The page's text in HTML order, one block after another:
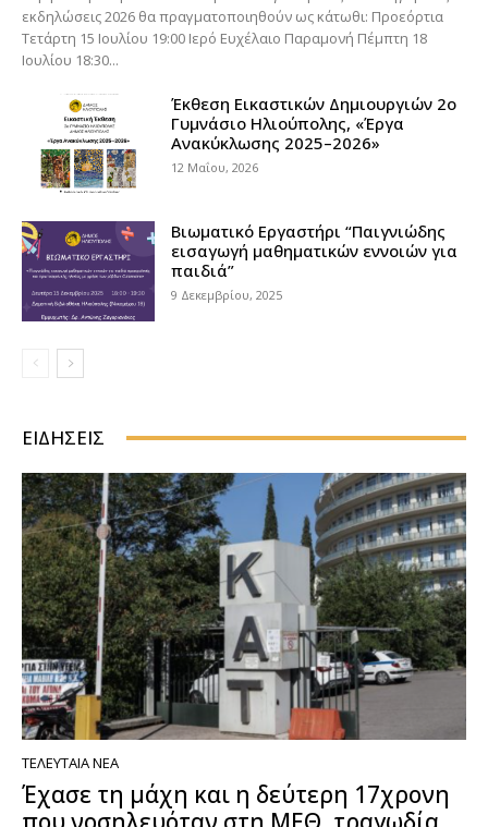
εκδηλώσεις 2026 θα πραγματοποιηθούν ως κάτωθι: Προεόρτια
Τετάρτη 15 Ιουλίου 19:00 Ιερό Ευχέλαιο Παραμονή Πέμπτη 18
Ιουλίου 18:30...
Έκθεση Εικαστικών Δημιουργιών 2ο
Γυμνάσιο Ηλιούπολης, «Έργα
Ανακύκλωσης 2025–2026»
12 Μαΐου, 2026
Βιωματικό Εργαστήρι “Παιγνιώδης
εισαγωγή μαθηματικών εννοιών για
παιδιά”
9 Δεκεμβρίου, 2025
ΕΙΔΉΣΕΙΣ
ΤΕΛΕΥΤΑΊΑ ΝΈΑ
Έχασε τη μάχη και η δεύτερη 17χρονη